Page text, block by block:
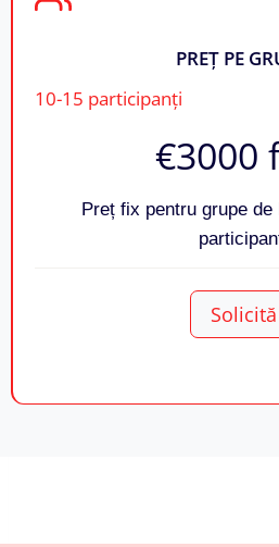
PREȚ PE
10-15 participanți
€3000​
Preț fix pentru grupe de
Solicită